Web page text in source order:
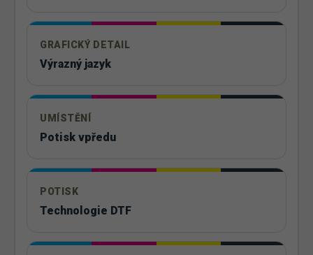
GRAFICKÝ DETAIL
Výrazný jazyk
UMÍSTĚNÍ
Potisk vpředu
POTISK
Technologie DTF